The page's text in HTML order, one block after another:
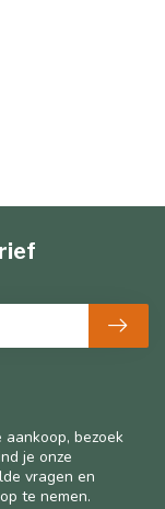
bezoek
je onze
vragen en
te nemen.